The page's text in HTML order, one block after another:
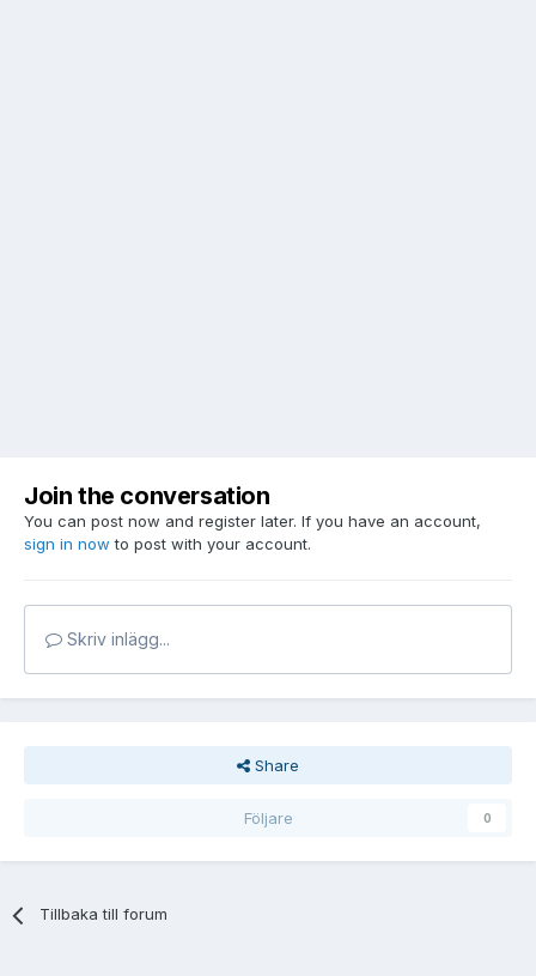
Join the conversation
You can post now and register later. If you have an account,
sign in now to post with your account.
Skriv inlägg...
Share
Följare 0
Tillbaka till forum